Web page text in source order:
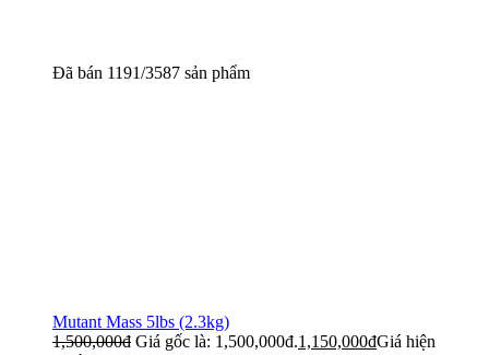
Đã bán 1191/3587 sản phẩm
Mutant Mass 5lbs (2.3kg)
1,500,000đ Giá gốc là: 1,500,000đ.1,150,000đGiá hiện